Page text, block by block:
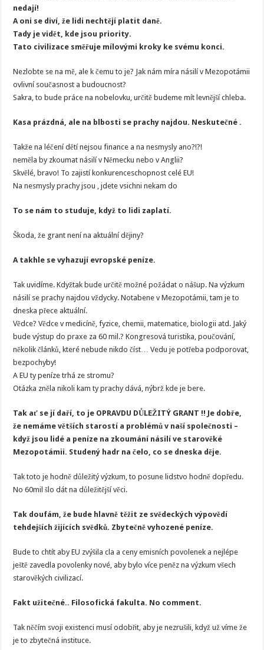
nedají!
A oni se diví, že lidi nechtějí platit daně.
Tady je vidět, kde jsou priority.
Tato civilizace směřuje mílovými kroky ke svému konci.
Nezlobte se na mě, ale k čemu to je? Jak nám míra násilí v Mezopotámii
ovlivní současnost a budoucnost?
Sakra, to bude práce na nobelovku, určitě budeme mít levnější chleba.
Kasa prázdná, ale na blbosti se prachy najdou. Neskutečné .
Takže na léčení dětí nejsou finance a na nesmysly ano?!?!
neměla by zkoumat násilí v Německu nebo v Anglii?
Skvělé, bravo! To zajistí konkurenceschopnost celé EU!
Na nesmysly prachy jsou , jdete vsichni nekam do
To se nám to studuje, když to lidi zaplatí.
Škoda, že grant není na aktuální dějiny?
A takhle se vyhazují evropské peníze.
Tak uvidíme. Kdyžtak bude určitě možné požádat o nášup. Na výzkum
násilí se prachy najdou vždycky. Notabene v Mezopotámii, tam je to
dneska přece aktuální.
Vědce? Vědce v medicíně, fyzice, chemii, matematice, biologii atd. Jaký
bude výstup do praxe za 60 mil.? Kongresová turistika, poučování,
několik článků, které nebude nikdo číst… Vedu je potřeba podporovat,
bezpochyby!
A EU ty peníze trhá ze stromu?
Otázka zněla nikoli kam ty prachy dává, nýbrž kde je bere.
Tak ať se jí daří, to je OPRAVDU DŮLEŽITÝ GRANT !! Je dobře,
že nemáme větších starostí a problémů v naší společnosti –
když jsou lidé a peníze na zkoumání násilí ve starověké
Mezopotámii. Studený hadr na čelo, co se dneska děje.
Tak toto je hodně důležitý výzkum, to posune lidstvo hodně dopředu.
No 60mil šlo dát na důležitější věci.
Tak doufám, že bude hlavně těžit ze svědeckých výpovědí
tehdejších žijících svědků. Zbytečně vyhozené peníze.
Bude to chtít aby EU zvýšila cla a ceny emisních povolenek a nejlépe
ještě zavedla povolenky nové, aby bylo více peněz na výzkum všech
starověkých civilizací.
Fakt užitečné.. Filosofická fakulta. No comment.
Tak něčím svoji existenci musí odobřit, aby je nezrušili, když už víme že
je to zbytečná instituce.